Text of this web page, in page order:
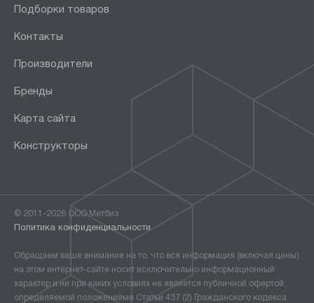
Подборки товаров
Контакты
Производители
Бренды
Карта сайта
Конструкторы
© 2011-2026 ООО Метбиз
Политика конфиденциальности
Обращаем ваше внимание на то, что вся информация (включая цены)
на этом интернет-сайте носит исключительно информационный
характер и ни при каких условиях не является публичной офертой,
определяемой положениями Статьи 437 (2) Гражданского кодекса